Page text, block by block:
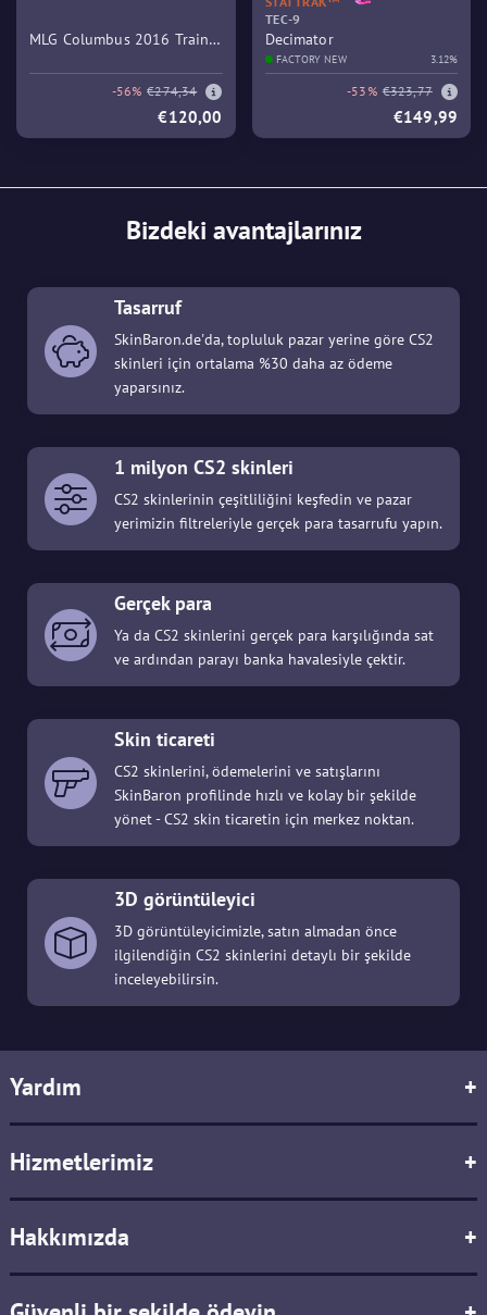
MLG Columbus 2016 Train
-56% €274,34
€120,00
TEC-9
Decimator
FACTORY NEW 3.12%
-53% €323,77
€149,99
Bizdeki avantajlarınız
Tasarruf
SkinBaron.de'da, topluluk pazar yerine göre CS2
skinleri için ortalama %30 daha az ödeme
yaparsınız.
1 milyon CS2 skinleri
CS2 skinlerinin çeşitliliğini keşfedin ve pazar
yerimizin filtreleriyle gerçek para tasarrufu yapın.
Gerçek para
Ya da CS2 skinlerini gerçek para karşılığında sat
ve ardından parayı banka havalesiyle çektir.
Skin ticareti
CS2 skinlerini, ödemelerini ve satışlarını
SkinBaron profilinde hızlı ve kolay bir şekilde
yönet - CS2 skin ticaretin için merkez noktan.
3D görüntüleyici
3D görüntüleyicimizle, satın almadan önce
ilgilendiğin CS2 skinlerini detaylı bir şekilde
inceleyebilirsin.
Yardım +
Hizmetlerimiz +
Hakkımızda +